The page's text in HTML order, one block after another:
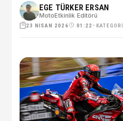
EGE TÜRKER ERSAN
MotoEtkinlik Editörü
23 NISAN 2026 01:22 • KATEGORI